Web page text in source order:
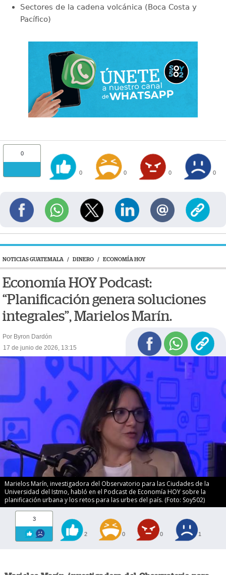
Sectores de la cadena volcánica (Boca Costa y
Pacífico)
0
0 0 0 0
NOTICIAS GUATEMALA / DINERO / ECONOMÍA HOY
Economía HOY Podcast:
“Planificación genera soluciones
integrales”, Marielos Marín.
Por Byron Dardón
17 de junio de 2026, 13:15
Marielos Marín, investigadora del Observatorio para las Ciudades de la
Universidad del Istmo, habló en el Podcast de Economía HOY sobre la
planificación urbana y los retos para las urbes del país. (Foto: Soy502)
3
2 0 0 1